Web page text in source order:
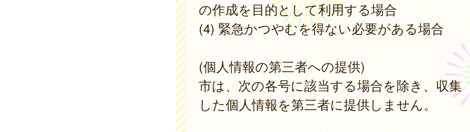
の作成を目的として利用する場合
(4) 緊急かつやむを得ない必要がある場合
(個人情報の第三者への提供)
市は、次の各号に該当する場合を除き、収集
した個人情報を第三者に提供しません。